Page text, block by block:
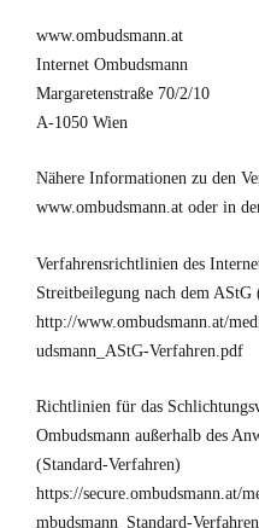
www.ombudsmann.at
Internet Ombudsmann
Margaretenstraße 70/2/10
A-1050 Wien
Nähere Informationen zu den
www.ombudsmann.at oder in
Verfahrensrichtlinien des
Streitbeilegung nach dem
http://www.ombudsmann.at/
udsmann_AStG-Verfahren.pdf
Richtlinien für das
Ombudsmann außerhalb des
(Standard-Verfahren)
https://secure.ombudsmann.at/
mbudsmann_Standard-